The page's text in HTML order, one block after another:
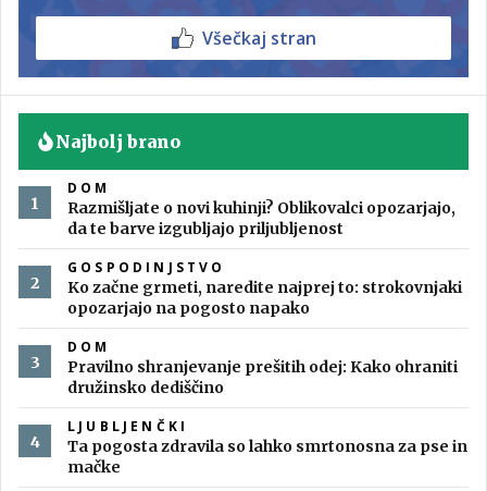
Všečkaj stran
Najbolj brano
DOM
Razmišljate o novi kuhinji? Oblikovalci opozarjajo,
da te barve izgubljajo priljubljenost
GOSPODINJSTVO
Ko začne grmeti, naredite najprej to: strokovnjaki
opozarjajo na pogosto napako
DOM
Pravilno shranjevanje prešitih odej: Kako ohraniti
družinsko dediščino
LJUBLJENČKI
Ta pogosta zdravila so lahko smrtonosna za pse in
mačke